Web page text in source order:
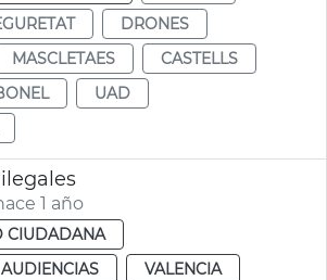
DRONES
MASCLETAES
CASTELLS
UAD
1 año
CIUDADANA
VALENCIA